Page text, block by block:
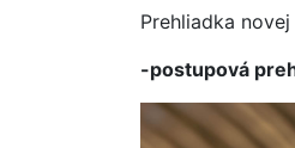
Prehliadka
-postupová